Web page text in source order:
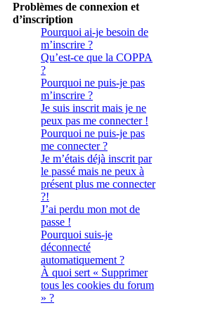
Problèmes de connexion et
d’inscription
Pourquoi ai-je besoin de
m’inscrire ?
Qu’est-ce que la COPPA
?
Pourquoi ne puis-je pas
m’inscrire ?
Je suis inscrit mais je ne
peux pas me connecter !
Pourquoi ne puis-je pas
me connecter ?
Je m’étais déjà inscrit par
le passé mais ne peux à
présent plus me connecter
?!
J’ai perdu mon mot de
passe !
Pourquoi suis-je
déconnecté
automatiquement ?
À quoi sert « Supprimer
tous les cookies du forum
» ?